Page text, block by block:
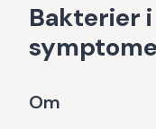
Bakterier
Om